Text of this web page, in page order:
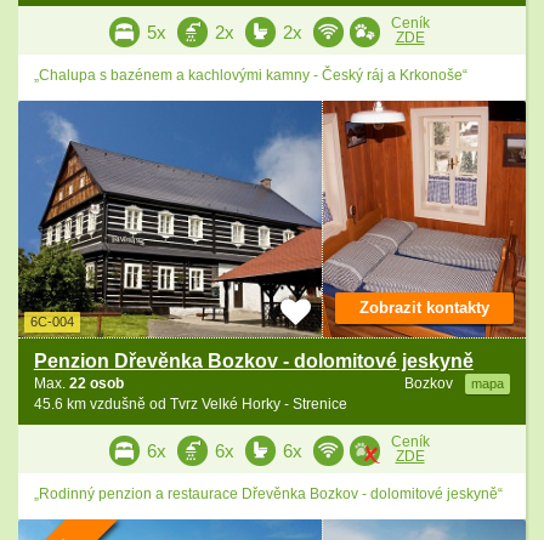
5x 2x 2x
Ceník
ZDE
„Chalupa s bazénem a kachlovými kamny - Český ráj a Krkonoše“
6C-004
Penzion Dřevěnka Bozkov - dolomitové jeskyně
Bozkov mapa
Max. 22 osob
45.6 km vzdušně od Tvrz Velké Horky - Strenice
Zobrazit kontakty
6x 6x 6x
Ceník
ZDE
„Rodinný penzion a restaurace Dřevěnka Bozkov - dolomitové jeskyně“